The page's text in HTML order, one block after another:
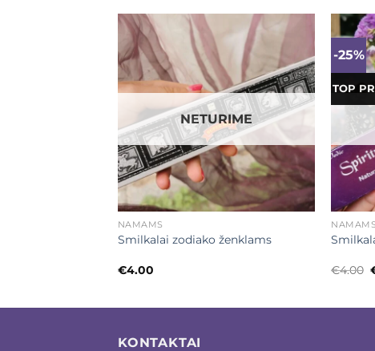
Mėgstamiausias
NETURIME
NAMAMS
Smilkalai zodiako ženklams
€4.00
-25%
TOP
NAMAMS
€4.00
KONTAKTAI